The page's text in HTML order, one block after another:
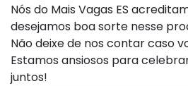
Nós do Mais Vagas ES
desejamos boa sorte nesse
Não deixe de nos contar caso
Estamos ansiosos para
juntos!